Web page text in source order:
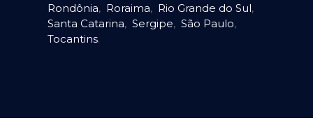
Rondônia, Roraima, Rio Grande do Sul,
Santa Catarina, Sergipe, São Paulo,
Tocantins.